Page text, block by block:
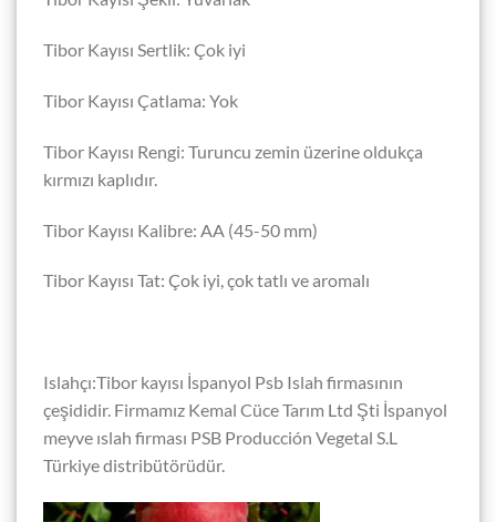
Tibor Kayısı Sertlik: Çok iyi
Tibor Kayısı Çatlama: Yok
Tibor Kayısı Rengi: Turuncu zemin üzerine oldukça
kırmızı kaplıdır.
Tibor Kayısı Kalibre: AA (45-50 mm)
Tibor Kayısı Tat: Çok iyi, çok tatlı ve aromalı
Islahçı:Tibor kayısı İspanyol Psb Islah firmasının
çeşididir. Firmamız Kemal Cüce Tarım Ltd Şti İspanyol
meyve ıslah firması PSB Producción Vegetal S.L
Türkiye distribütörüdür.